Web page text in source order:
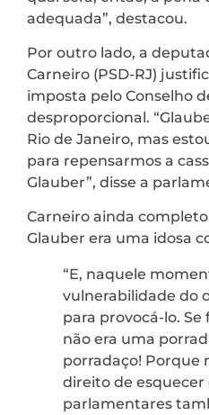
adequada”, destacou.
Por outro lado, a
Carneiro (PSD-RJ)
imposta pelo Conselho
desproporcional.
Rio de Janeiro, mas
para repensarmos a
Glauber”, disse a
Carneiro ainda
Glauber era uma idosa
“E, naquele
vulnerabilidade do
para provocá-lo. Se
não era uma
porradaço! Porque
direito de esquecer
parlamentares